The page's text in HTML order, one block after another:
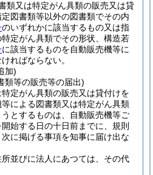
類又は特定がん具類の販売又は貸
図書類等以外の図書類でその内
のいずれかに該当するもの又は指
定がん具類でその形状、構造若
に該当するものを自動販売機等に
ればならない。
加)
類等の販売等の届出)
定がん具類の販売又は貸付けを
による図書類又は特定がん具類
とするものは、自動販売機等ご
始する日の十日前までに、規則
に掲げる事項を知事に届け出な
並びに法人にあつては、その代